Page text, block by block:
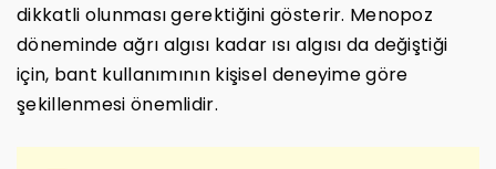
dikkatli olunması gerektiğini gösterir. Menopoz
döneminde ağrı algısı kadar ısı algısı da değiştiği
için, bant kullanımının kişisel deneyime göre
şekillenmesi önemlidir.